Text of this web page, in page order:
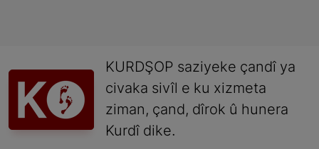
KURDŞOP saziyeke çandî ya
civaka sivîl e ku xizmeta
ziman, çand, dîrok û hunera
Kurdî dike.